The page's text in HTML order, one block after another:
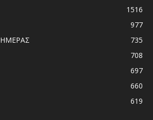
1516
977
735
708
697
660
619